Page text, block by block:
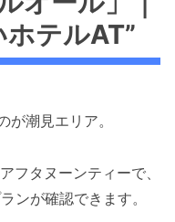
テルAT”
が潮見エリア。
フタヌーンティーで、
ンが確認できます。